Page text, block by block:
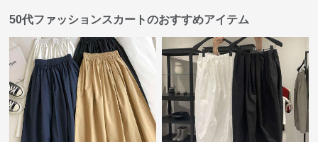
50代ファッションスカートのおすすめアイテム